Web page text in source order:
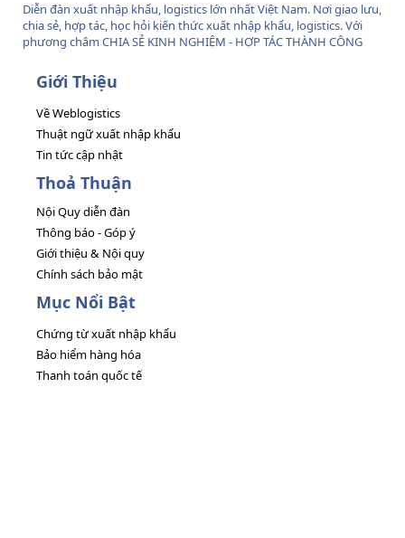
Diễn đàn xuất nhập khẩu, logistics lớn nhất Việt Nam. Nơi giao lưu,
chia sẻ, hợp tác, học hỏi kiến thức xuất nhập khẩu, logistics. Với
phương châm CHIA SẺ KINH NGHIỆM - HỢP TÁC THÀNH CÔNG
Giới Thiệu
Về Weblogistics
Thuật ngữ xuất nhập khẩu
Tin tức cập nhật
Thoả Thuận
Nội Quy diễn đàn
Thông báo - Góp ý
Giới thiệu & Nội quy
Chính sách bảo mật
Mục Nổi Bật
Chứng từ xuất nhập khẩu
Bảo hiểm hàng hóa
Thanh toán quốc tế